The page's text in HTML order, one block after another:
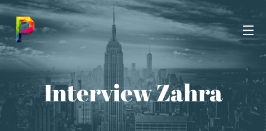
Interview Zahra